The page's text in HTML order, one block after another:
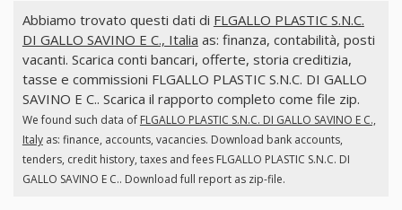
Abbiamo trovato questi dati di FLGALLO PLASTIC S.N.C.
DI GALLO SAVINO E C., Italia as: finanza, contabilità, posti
vacanti. Scarica conti bancari, offerte, storia creditizia,
tasse e commissioni FLGALLO PLASTIC S.N.C. DI GALLO
SAVINO E C.. Scarica il rapporto completo come file zip.
We found such data of FLGALLO PLASTIC S.N.C. DI GALLO SAVINO E C.,
Italyas: finance, accounts, vacancies. Download bank accounts,
tenders, credit history, taxes and fees FLGALLO PLASTIC S.N.C. DI
GALLO SAVINO E C.. Download full report as zip-file.